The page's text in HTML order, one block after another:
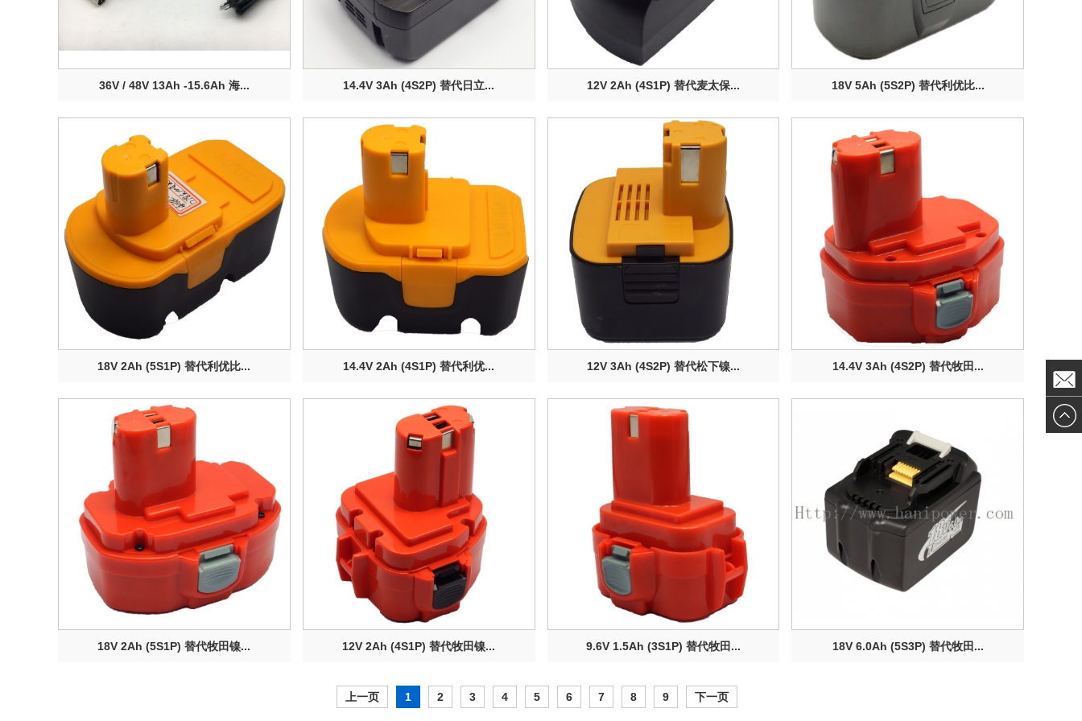
36V / 48V 13Ah -15.6Ah 海... 14.4V 3Ah (4S2P) 替代日立... 12V 2Ah (4S1P) 替代麦太保... 18V 5Ah (5S2P) 替代利优比...
18V 2Ah (5S1P) 替代利优比... 14.4V 2Ah (4S1P) 替代利优... 12V 3Ah (4S2P) 替代松下镍... 14.4V 3Ah (4S2P) 替代牧田...
18V 2Ah (5S1P) 替代牧田镍... 12V 2Ah (4S1P) 替代牧田镍... 9.6V 1.5Ah (3S1P) 替代牧田... 18V 6.0Ah (5S3P) 替代牧田...
上一页 1 2 3 4 5 6 7 8 9 下一页
发送邮